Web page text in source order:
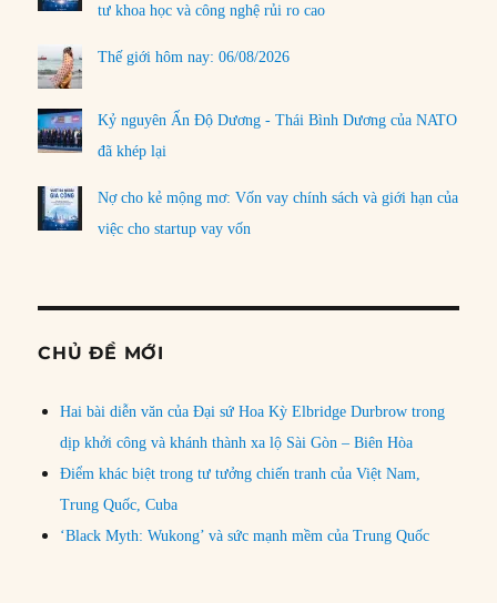
tư khoa học và công nghệ rủi ro cao
Thế giới hôm nay: 06/08/2026
Kỷ nguyên Ấn Độ Dương - Thái Bình Dương của NATO
đã khép lại
Nợ cho kẻ mộng mơ: Vốn vay chính sách và giới hạn của
việc cho startup vay vốn
CHỦ ĐỀ MỚI
Hai bài diễn văn của Đại sứ Hoa Kỳ Elbridge Durbrow trong
dịp khởi công và khánh thành xa lộ Sài Gòn – Biên Hòa
Điểm khác biệt trong tư tưởng chiến tranh của Việt Nam,
Trung Quốc, Cuba
‘Black Myth: Wukong’ và sức mạnh mềm của Trung Quốc